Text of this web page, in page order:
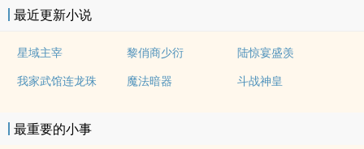
最近更新小说
星域主宰 黎俏商少衍
陆惊宴盛羡
我家武馆连龙珠
魔法暗器 斗战神皇
最重要的小事